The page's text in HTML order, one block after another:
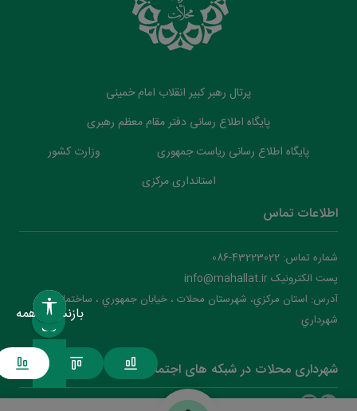
پرتال رهبر کبیر انقلاب امام خمینی
پایگاه اطلاع رسانی دفتر مقام معظم رهبری
پایگاه اطلاع رسانی ریاست جمهوری
وزارت کشور
استانداری مرکزی
اطلاعات تماس
شماره تماس: 43223022-086
پست الکترونیک info@mahallat.ir
آدرس: استان مرکزي، شهرستان محلات ‌‌‌، خيابان جمهوري ، ساختمان
شهرداري
شهرداری محلات در شبکه های اجتماعی
بازنشانی همه